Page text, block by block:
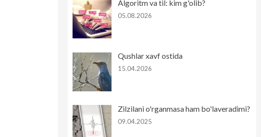
Algoritm va til: kim g'olib?
05.08.2026
Qushlar xavf ostida
15.04.2026
Zilzilani o'rganmasa ham bo'laveradimi?
09.04.2025